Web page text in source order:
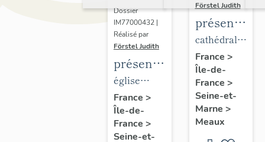
Dossier
IM77000432 |
Réalisé par
Förstel Judith
présentation
du
mobilier
de
l'église
église
paroissiale
Notre-
Dame du
France >
Île-de-
France >
Seine-et-
Förstel Judith
du
mobilier
de la
cathédrale
de
Meaux
cathédrale
Saint-
Etienne
France >
Île-de-
France >
Seine-et-
Marne >
Meaux